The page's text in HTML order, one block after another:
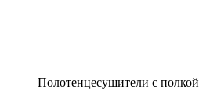
Полотенцесушители с полкой